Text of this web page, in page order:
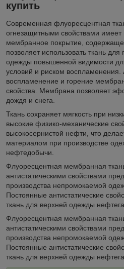
купить
Современная флуоресцентная
огнезащитными свойствами имеет
мембранное покрытие,
позволяет использовать ткань для
одежды повышенной видимости
условий и риском воспламенения.
воспламенение и горение
свойства. Мембрана позволяет
дождя и снега.
Ткань сохраняет мягкость при
высокие физико-механические
высокосернистой нефти, что
материалом при производстве
нефтедобычи.
Флуоресцентная мембранная
антистатическими свойствами
производства непромокаемой
Постоянные антистатические
ткань для верхней одежды
Флуоресцентная мембранная
антистатическими свойствами
производства непромокаемой
Постоянные антистатические
ткань для верхней одежды